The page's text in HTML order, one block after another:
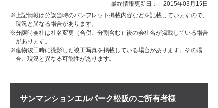
最終情報更新日： 2015年03月15日
※上記情報は分譲当時のパンフレット掲載内容などを記載していますので、
現況と異なる場合があります。
※分譲時会社は社名変更（合併、分割含む）後の会社名が掲載している場合
があります。
※建物竣工時に撮影した竣工写真を掲載している場合があります。その場
合、現況と異なる可能性があります。
サンマンションエルパーク松阪のご所有者様